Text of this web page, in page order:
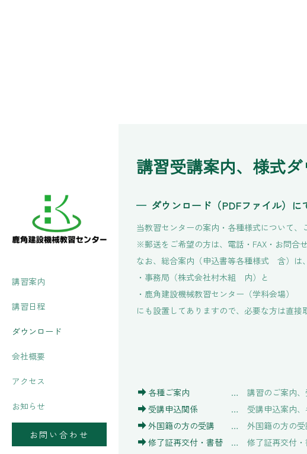
講習受講案内、様式
ダウンロード（PDFファイル）に
当教習センターの案内・各種様式について、
※郵送をご希望の方は、電話・FAX・お問合
なお、総合案内（申込書等各種様式 含）は、
・事務局（株式会社村木組 内）と
・鹿角建設機械教習センター（学科会場）
にも設置してありますので、必要な方は直接
各種ご案内
… 講習のご案内、
受講申込関係
… 受講申込案内、
外国籍の方の受講
… 外国籍の方の受
修了証再交付・書替 … 修了証再交付・
講習案内
講習日程
ダウンロード
会社概要
アクセス
お知らせ
お問い合わせ